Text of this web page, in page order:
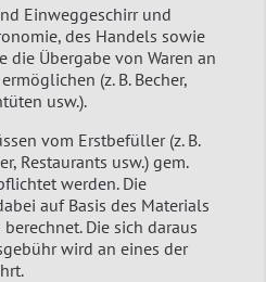
Einweggeschirr und
des Handels sowie
die Übergabe von Waren an
(z. B. Becher,
usw.).
vom Erstbefüller (z. B.
Restaurants usw.) gem.
werden. Die
auf Basis des Materials
Die sich daraus
wird an eines der